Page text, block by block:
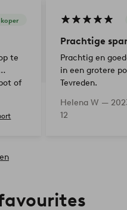
te
of
Prachtige spar
Prachtig en
in een grotere
Tevreden.
Helena W —
12